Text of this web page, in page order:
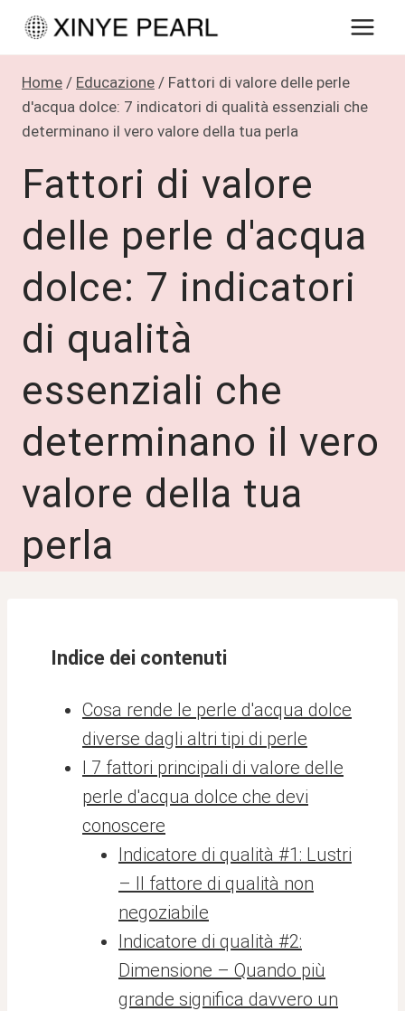
Salta
contenuto
Home / Educazione / Fattori di valore delle perle
d'acqua dolce: 7 indicatori di qualità essenziali che
determinano il vero valore della tua perla
Fattori di valore
delle perle d'acqua
dolce: 7 indicatori
di qualità
essenziali che
determinano il vero
valore della tua
perla
Indice dei contenuti
Cosa rende le perle d'acqua dolce
diverse dagli altri tipi di perle
I 7 fattori principali di valore delle
perle d'acqua dolce che devi
conoscere
Indicatore di qualità #1: Lustri
– Il fattore di qualità non
negoziabile
Indicatore di qualità #2:
Dimensione – Quando più
grande significa davvero un